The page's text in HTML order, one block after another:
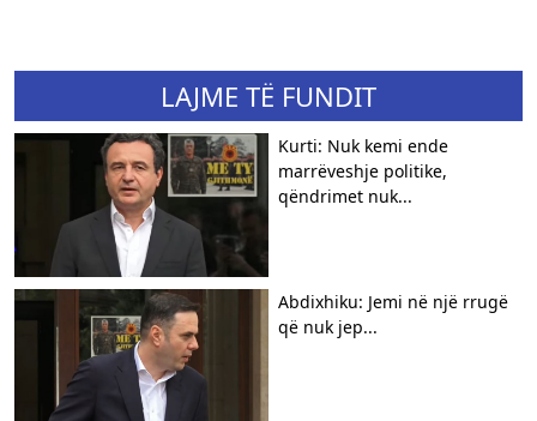
LAJME TË FUNDIT
Kurti: Nuk kemi ende
marrëveshje politike,
qëndrimet nuk...
Abdixhiku: Jemi në një rrugë
që nuk jep...